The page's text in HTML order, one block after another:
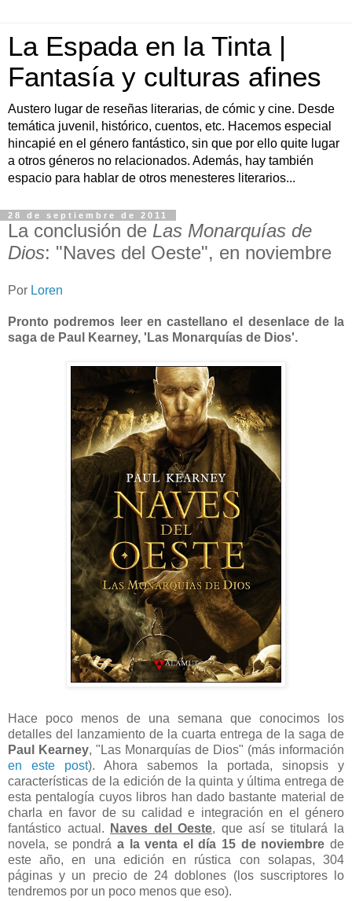
La Espada en la Tinta |
Fantasía y culturas afines
Austero lugar de reseñas literarias, de cómic y cine. Desde
temática juvenil, histórico, cuentos, etc. Hacemos especial
hincapié en el género fantástico, sin que por ello quite lugar
a otros géneros no relacionados. Además, hay también
espacio para hablar de otros menesteres literarios...
28 de septiembre de 2011
La conclusión de Las Monarquías de
Dios: "Naves del Oeste", en noviembre
Por Loren
Pronto podremos leer en castellano el desenlace de la
saga de Paul Kearney, 'Las Monarquías de Dios'.
Hace poco menos de una semana que conocimos los
detalles del lanzamiento de la cuarta entrega de la saga de
Paul Kearney, "Las Monarquías de Dios" (más información
en este post). Ahora sabemos la portada, sinopsis y
características de la edición de la quinta y última entrega de
esta pentalogía cuyos libros han dado bastante material de
charla en favor de su calidad e integración en el género
fantástico actual.
Naves del Oeste, que así se titulará la
novela, se pondrá a la venta el día 15 de noviembre de
este año, en una edición en rústica con solapas, 304
páginas y un precio de 24 doblones (los suscriptores lo
tendremos por un poco menos que eso).